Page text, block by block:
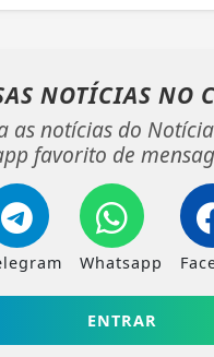
NOTÍCIAS NO
as notícias do
favorito de
Whatsapp
ENTRAR